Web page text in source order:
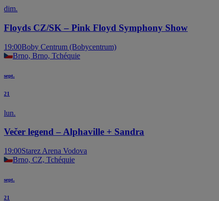
dim.
Floyds CZ/SK – Pink Floyd Symphony Show
19:00Boby Centrum (Bobycentrum)
Brno, Brno, Tchéquie
sept.
21
lun.
Večer legend – Alphaville + Sandra
19:00Starez Arena Vodova
Brno, CZ, Tchéquie
sept.
21